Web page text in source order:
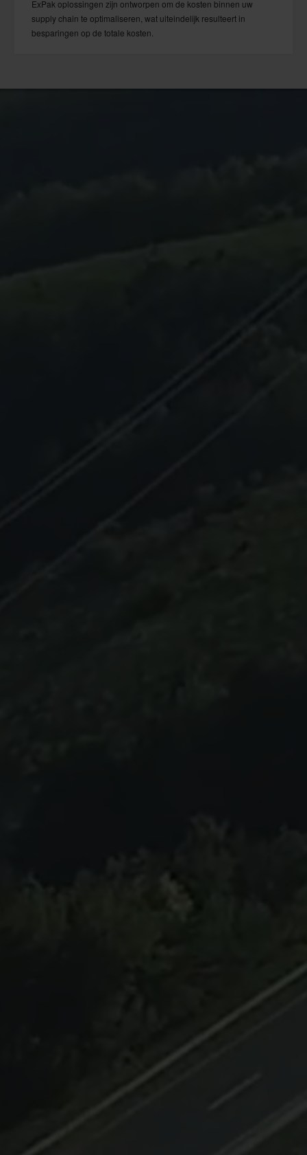
ExPak oplossingen zijn ontworpen om de kosten binnen uw
supply chain te optimaliseren, wat uiteindelijk resulteert in
besparingen op de totale kosten.